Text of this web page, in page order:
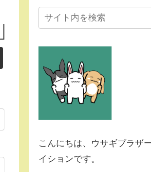
こんにちは、ウサギブラザ
イションです。